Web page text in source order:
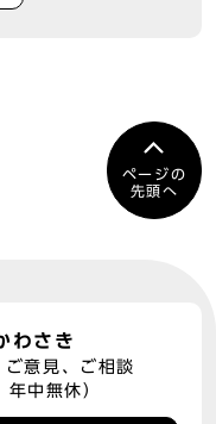
ページの
先頭へ
わさき
意見、ご相談
中無休）